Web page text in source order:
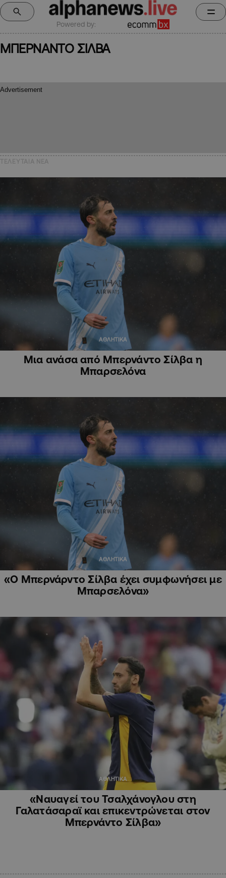
Powered by:
ΜΠΕΡΝΑΝΤΟ ΣΙΛΒΑ
ΑΘΛΗΤΙΚΑ
Μια ανάσα από Μπερνάντο Σίλβα η
Μπαρσελόνα
ΑΘΛΗΤΙΚΑ
«Ο Μπερνάρντο Σίλβα έχει συμφωνήσει με
Μπαρσελόνα»
ΑΘΛΗΤΙΚΑ
«Ναυαγεί του Τσαλχάνογλου στη
Γαλατάσαραϊ και επικεντρώνεται στον
Μπερνάντο Σίλβα»